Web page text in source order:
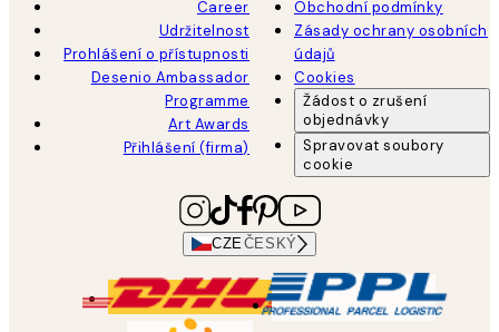
Career
Udržitelnost
Prohlášení o přístupnosti
Desenio Ambassador
Programme
Art Awards
Přihlášení (firma)
Obchodní podmínky
Zásady ochrany osobních
údajů
Cookies
Žádost o zrušení
objednávky
Spravovat soubory
cookie
CZEČESKÝ